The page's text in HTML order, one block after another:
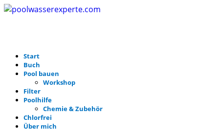
Start
Buch
Pool bauen
Workshop
Filter
Poolhilfe
Chemie & Zubehör
Chlorfrei
Über mich